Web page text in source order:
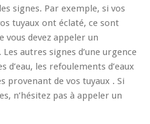
signes. Par exemple, si vos
tuyaux ont éclaté, ce sont
vous devez appeler un
autres signes d’une urgence
les refoulements d’eaux
provenant de vos tuyaux . Si
n’hésitez pas à appeler un